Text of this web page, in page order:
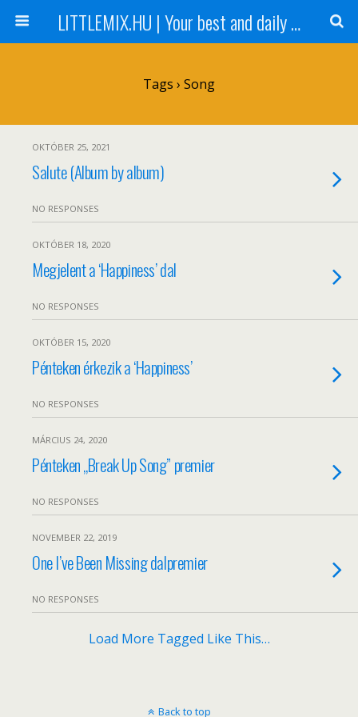
LITTLEMIX.HU | Your best and daily updated fansite about Little Mix
Tags › Song
OKTÓBER 25, 2021
Salute (Album by album)
NO RESPONSES
OKTÓBER 18, 2020
Megjelent a ‘Happiness’ dal
NO RESPONSES
OKTÓBER 15, 2020
Pénteken érkezik a ‘Happiness’
NO RESPONSES
MÁRCIUS 24, 2020
Pénteken „Break Up Song” premier
NO RESPONSES
NOVEMBER 22, 2019
One I’ve Been Missing dalpremier
NO RESPONSES
Load More Tagged Like This…
Back to top